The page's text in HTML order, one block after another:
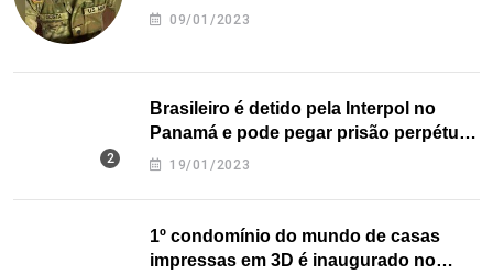
09/01/2023
Brasileiro é detido pela Interpol no
Panamá e pode pegar prisão perpétua
nos EUA
19/01/2023
1º condomínio do mundo de casas
impressas em 3D é inaugurado no